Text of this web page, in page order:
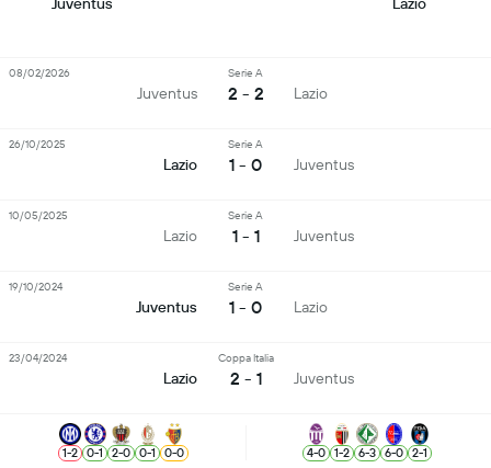
Juventus
Serie A
2 - 2 Lazio
08/02/2026
Lazio
Serie A
1 - 0 Juventus
26/10/2025
Lazio
Serie A
1 - 1 Juventus
10/05/2025
Juventus
Serie A
1 - 0 Lazio
19/10/2024
Lazio
Coppa Italia
2 - 1 Juventus
23/04/2024
1-2 0-1 2-0 0-1 0-0 4-0 1-2 6-3 6-0 2-1